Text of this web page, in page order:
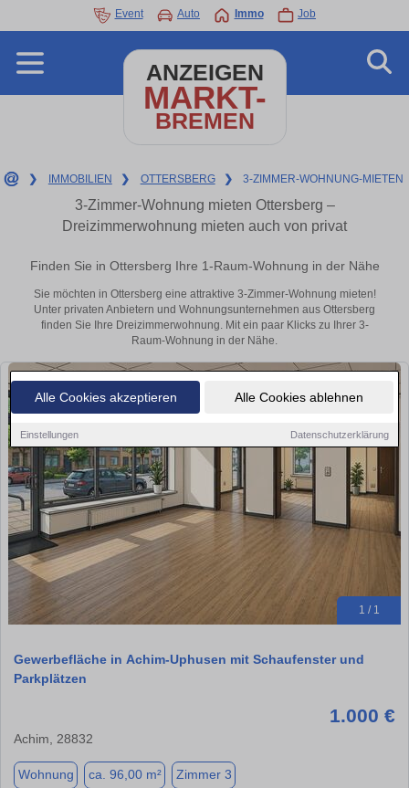
Alle Cookies akzeptieren Alle Cookies ablehnen
Einstellungen Datenschutzerklärung
Event Auto Immo Job
ANZEIGEN
MARKT-
BREMEN
❯ IMMOBILIEN ❯ OTTERSBERG ❯ 3-ZIMMER-WOHNUNG-MIETEN
3-Zimmer-Wohnung mieten Ottersberg –
Dreizimmerwohnung mieten auch von privat
Finden Sie in Ottersberg Ihre 1-Raum-Wohnung in der Nähe
Sie möchten in Ottersberg eine attraktive 3-Zimmer-Wohnung mieten!
Unter privaten Anbietern und Wohnungsunternehmen aus Ottersberg
finden Sie Ihre Dreizimmerwohnung. Mit ein paar Klicks zu Ihrer 3-
Raum-Wohnung in der Nähe.
1 / 1
Gewerbefläche in Achim-Uphusen mit Schaufenster und
Parkplätzen
1.000 €
Achim, 28832
Wohnung ca. 96,00 m² Zimmer 3